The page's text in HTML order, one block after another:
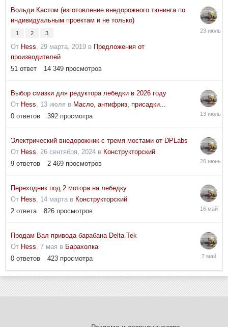
Вольди Кастом (изготовление внедорожного тюнинга по
индивидуальным проектам и не только)
1 2 3
От Hess, 29 марта, 2019 в Предложения от
производителей
51 ответ 14 349 просмотров
23
Выбор смазки для редуктора лебедки в 2026 году
От Hess, 13 июля в Масло, антифриз, присадки...
0 ответов 392 просмотра
13
Электрический внедорожник с тремя мостами от DPLabs
От Hess, 26 сентября, 2024 в Конструкторский
9 ответов 2 469 просмотров
20
Переходник под 2 мотора на лебедку
От Hess, 14 марта в Конструкторский
2 ответа 826 просмотров
16
Продам Вал привода барабана Delta Tek
От Hess, 7 мая в Барахолка
0 ответов 423 просмотра
7